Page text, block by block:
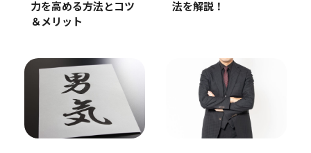
力を高める方法とコツ
＆メリット
法を解説！